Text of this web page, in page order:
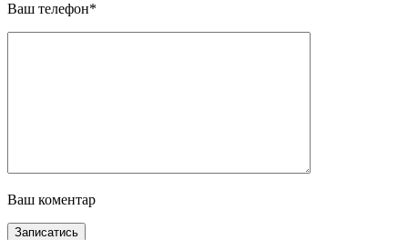
Ваш телефон*
Ваш коментар
Записатись